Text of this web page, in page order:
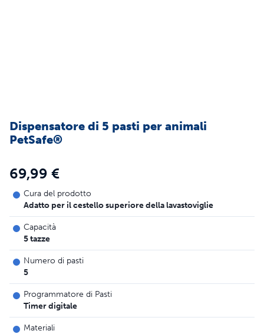
Dispensatore di 5 pasti per animali
PetSafe®
69,99 €
Cura del prodotto
Adatto per il cestello superiore della lavastoviglie
Capacità
5 tazze
Numero di pasti
5
Programmatore di Pasti
Timer digitale
Materiali